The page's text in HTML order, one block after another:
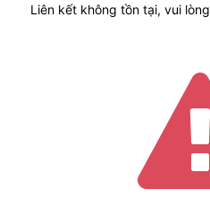
Liên kết không tồn tại, vui lòng